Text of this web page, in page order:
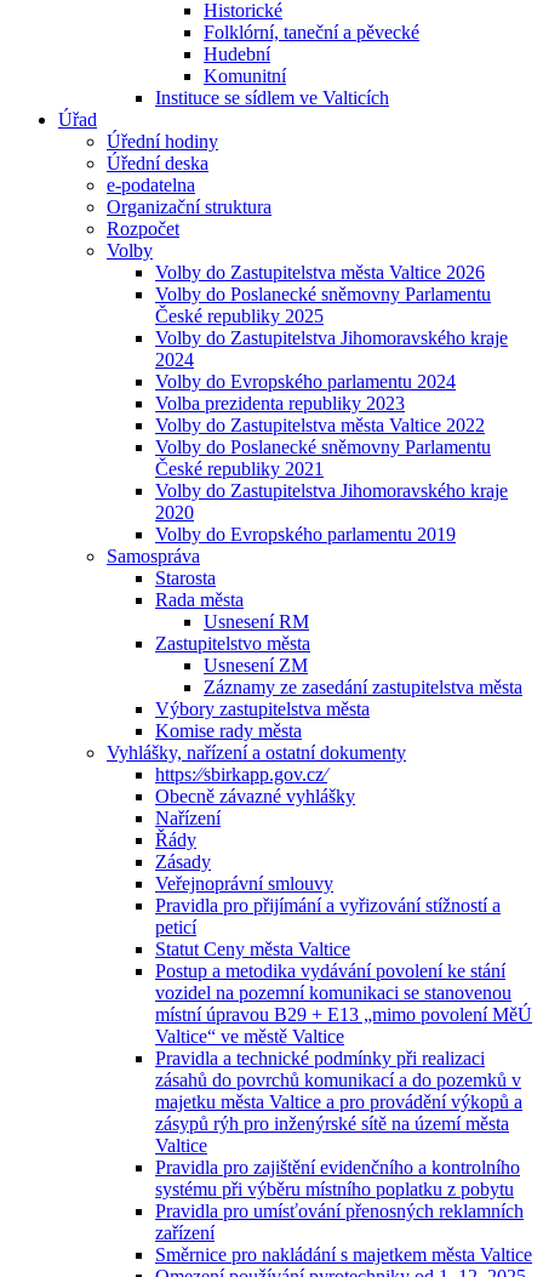
Historické
Folklórní, taneční a pěvecké
Hudební
Komunitní
Instituce se sídlem ve Valticích
Úřad
Úřední hodiny
Úřední deska
e-podatelna
Organizační struktura
Rozpočet
Volby
Volby do Zastupitelstva města Valtice 2026
Volby do Poslanecké sněmovny Parlamentu
České republiky 2025
Volby do Zastupitelstva Jihomoravského kraje
2024
Volby do Evropského parlamentu 2024
Volba prezidenta republiky 2023
Volby do Zastupitelstva města Valtice 2022
Volby do Poslanecké sněmovny Parlamentu
České republiky 2021
Volby do Zastupitelstva Jihomoravského kraje
2020
Volby do Evropského parlamentu 2019
Samospráva
Starosta
Rada města
Usnesení RM
Zastupitelstvo města
Usnesení ZM
Záznamy ze zasedání zastupitelstva města
Výbory zastupitelstva města
Komise rady města
Vyhlášky, nařízení a ostatní dokumenty
https:⁄⁄sbirkapp.gov.cz⁄
Obecně závazné vyhlášky
Nařízení
Řády
Zásady
Veřejnoprávní smlouvy
Pravidla pro přijímání a vyřizování stížností a
peticí
Statut Ceny města Valtice
Postup a metodika vydávání povolení ke stání
vozidel na pozemní komunikaci se stanovenou
místní úpravou B29 + E13 „mimo povolení MěÚ
Valtice“ ve městě Valtice
Pravidla a technické podmínky při realizaci
zásahů do povrchů komunikací a do pozemků v
majetku města Valtice a pro provádění výkopů a
zásypů rýh pro inženýrské sítě na území města
Valtice
Pravidla pro zajištění evidenčního a kontrolního
systému při výběru místního poplatku z pobytu
Pravidla pro umísťování přenosných reklamních
zařízení
Směrnice pro nakládání s majetkem města Valtice